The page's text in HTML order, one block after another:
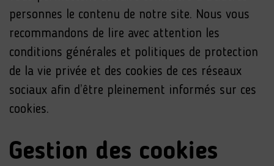
personnes le contenu de notre site. Nous vous
recommandons de lire avec attention les
conditions générales et politiques de protection
de la vie privée et des cookies de ces réseaux
sociaux afin d’être pleinement informés sur ces
cookies.
Gestion des cookies